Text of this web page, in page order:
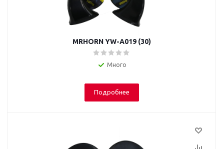
MRHORN YW-A019 (30)
Много
Подробнее